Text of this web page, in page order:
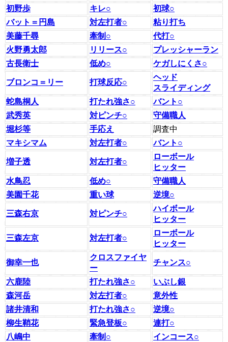
初野歩
キレ○
初球○
バット＝円島
対左打者○
粘り打ち
美藤千尋
牽制○
代打○
火野勇太郎
リリース○
プレッシャーラン
古長衛士
低め○ ケガしにくさ○
ブロンコ＝リー 打球反応○
ヘッド
スライディング
蛇島桐人
打たれ強さ○
バント○
武秀英
対ピンチ○
守備職人
堀杉等
手応え
調査中
マキシマム
対左打者○ バント○
増子透 対左打者○
ローボール
ヒッター
水鳥忍
低め○
守備職人
美園千花
重い球 逆境○
三森右京 対ピンチ○
ハイボール
ヒッター
三森左京 対左打者○
ローボール
ヒッター
御幸一也
クロスファイヤ
ー
チャンス○
六鹿陸 打たれ強さ○
いぶし銀
森河岳
対左打者○
意外性
諸井清和
打たれ強さ○
逆境○
柳生鞘花
緊急登板○
連打○
八嶋中
牽制○
インコース○